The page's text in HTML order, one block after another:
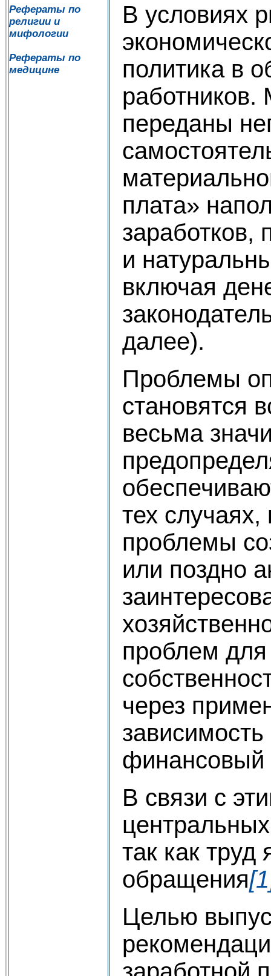
Рефераты по
религии и
мифологии
Рефераты по
медицине
В условиях
политика в
работников.
переданы
плата»
заработков,
и
включая
далее).
Проблемы
становятся
весьма
тех случаях,
проблемы
или поздно
проблем
через
финансовый
В связи с
так как
обращения
Целью